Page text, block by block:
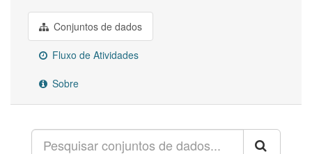
Conjuntos de dados
Fluxo de Atividades
Sobre